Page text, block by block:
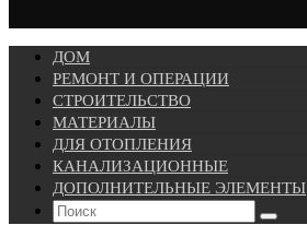
ДОМ
РЕМОНТ И ОПЕРАЦИИ
СТРОИТЕЛЬСТВО
МАТЕРИАЛЫ
ДЛЯ ОТОПЛЕНИЯ
КАНАЛИЗАЦИОННЫЕ
ДОПОЛНИТЕЛЬНЫЕ ЭЛЕМЕНТЫ